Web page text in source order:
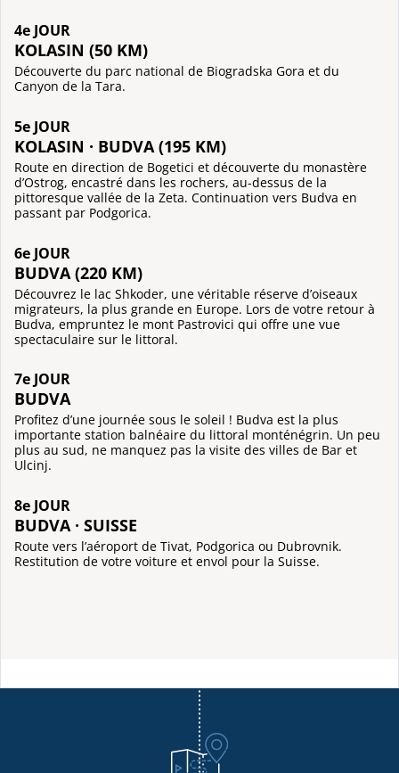
4e JOUR
KOLASIN (50 KM)
Découverte du parc national de Biogradska Gora et du
Canyon de la Tara.
5e JOUR
KOLASIN · BUDVA (195 KM)
Route en direction de Bogetici et découverte du monastère
d’Ostrog, encastré dans les rochers, au-dessus de la
pittoresque vallée de la Zeta. Continuation vers Budva en
passant par Podgorica.
6e JOUR
BUDVA (220 KM)
Découvrez le lac Shkoder, une véritable réserve d’oiseaux
migrateurs, la plus grande en Europe. Lors de votre retour à
Budva, empruntez le mont Pastrovici qui offre une vue
spectaculaire sur le littoral.
7e JOUR
BUDVA
Profitez d’une journée sous le soleil ! Budva est la plus
importante station balnéaire du littoral monténégrin. Un peu
plus au sud, ne manquez pas la visite des villes de Bar et
Ulcinj.
8e JOUR
BUDVA · SUISSE
Route vers l’aéroport de Tivat, Podgorica ou Dubrovnik.
Restitution de votre voiture et envol pour la Suisse.